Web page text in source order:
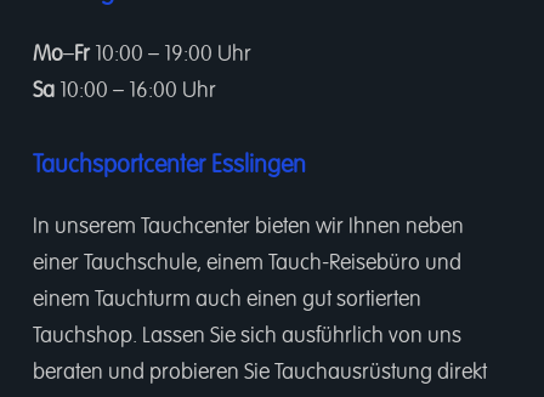
Mo–Fr10:00 – 19:00 Uhr
Sa10:00 – 16:00 Uhr
Tauchsportcenter Esslingen
In unserem Tauchcenterbieten wir Ihnen neben
einer Tauchschule, einem Tauch-Reisebüro und
einem Tauchturm auch einen gut sortierten
Tauchshop. Lassen Sie sich ausführlich von uns
beraten und probieren Sie Tauchausrüstung direkt